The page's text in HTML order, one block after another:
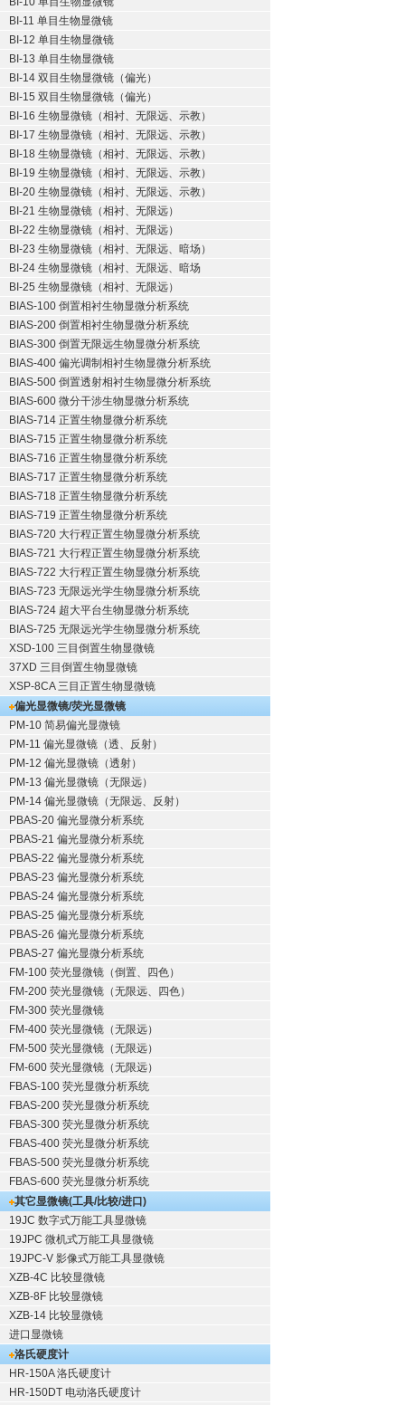
BI-11 单目生物显微镜
BI-12 单目生物显微镜
BI-13 单目生物显微镜
BI-14 双目生物显微镜（偏光）
BI-15 双目生物显微镜（偏光）
BI-16 生物显微镜（相衬、无限远、示教）
BI-17 生物显微镜（相衬、无限远、示教）
BI-18 生物显微镜（相衬、无限远、示教）
BI-19 生物显微镜（相衬、无限远、示教）
BI-20 生物显微镜（相衬、无限远、示教）
BI-21 生物显微镜（相衬、无限远）
BI-22 生物显微镜（相衬、无限远）
BI-23 生物显微镜（相衬、无限远、暗场）
BI-24 生物显微镜（相衬、无限远、暗场
BI-25 生物显微镜（相衬、无限远）
BIAS-100 倒置相衬生物显微分析系统
BIAS-200 倒置相衬生物显微分析系统
BIAS-300 倒置无限远生物显微分析系统
BIAS-400 偏光调制相衬生物显微分析系统
BIAS-500 倒置透射相衬生物显微分析系统
BIAS-600 微分干涉生物显微分析系统
BIAS-714 正置生物显微分析系统
BIAS-715 正置生物显微分析系统
BIAS-716 正置生物显微分析系统
BIAS-717 正置生物显微分析系统
BIAS-718 正置生物显微分析系统
BIAS-719 正置生物显微分析系统
BIAS-720 大行程正置生物显微分析系统
BIAS-721 大行程正置生物显微分析系统
BIAS-722 大行程正置生物显微分析系统
BIAS-723 无限远光学生物显微分析系统
BIAS-724 超大平台生物显微分析系统
BIAS-725 无限远光学生物显微分析系统
XSD-100 三目倒置生物显微镜
37XD 三目倒置生物显微镜
XSP-8CA 三目正置生物显微镜
偏光显微镜/荧光显微镜
PM-10 简易偏光显微镜
PM-11 偏光显微镜（透、反射）
PM-12 偏光显微镜（透射）
PM-13 偏光显微镜（无限远）
PM-14 偏光显微镜（无限远、反射）
PBAS-20 偏光显微分析系统
PBAS-21 偏光显微分析系统
PBAS-22 偏光显微分析系统
PBAS-23 偏光显微分析系统
PBAS-24 偏光显微分析系统
PBAS-25 偏光显微分析系统
PBAS-26 偏光显微分析系统
PBAS-27 偏光显微分析系统
FM-100 荧光显微镜（倒置、四色）
FM-200 荧光显微镜（无限远、四色）
FM-300 荧光显微镜
FM-400 荧光显微镜（无限远）
FM-500 荧光显微镜（无限远）
FM-600 荧光显微镜（无限远）
FBAS-100 荧光显微分析系统
FBAS-200 荧光显微分析系统
FBAS-300 荧光显微分析系统
FBAS-400 荧光显微分析系统
FBAS-500 荧光显微分析系统
FBAS-600 荧光显微分析系统
其它显微镜(工具/比较/进口)
19JC 数字式万能工具显微镜
19JPC 微机式万能工具显微镜
19JPC-V 影像式万能工具显微镜
XZB-4C 比较显微镜
XZB-8F 比较显微镜
XZB-14 比较显微镜
进口显微镜
洛氏硬度计
HR-150A 洛氏硬度计
HR-150DT 电动洛氏硬度计